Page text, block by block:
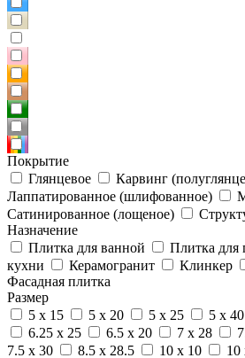
Покрытие
Глянцевое
Карвинг
Лаппатированное (шлифованное)
Сатинированное (лощеное)
Назначение
Плитка для ванной
Плитка для
кухни
Керамогранит Клинкер
Фасадная плитка
Размер
5 x 15
5 x 20 5 x 25 5 x 40
6.25 x 25
6.5 x 20 7 x 28
7.5 x 30
8.5 x 28.5 10 x 10 10